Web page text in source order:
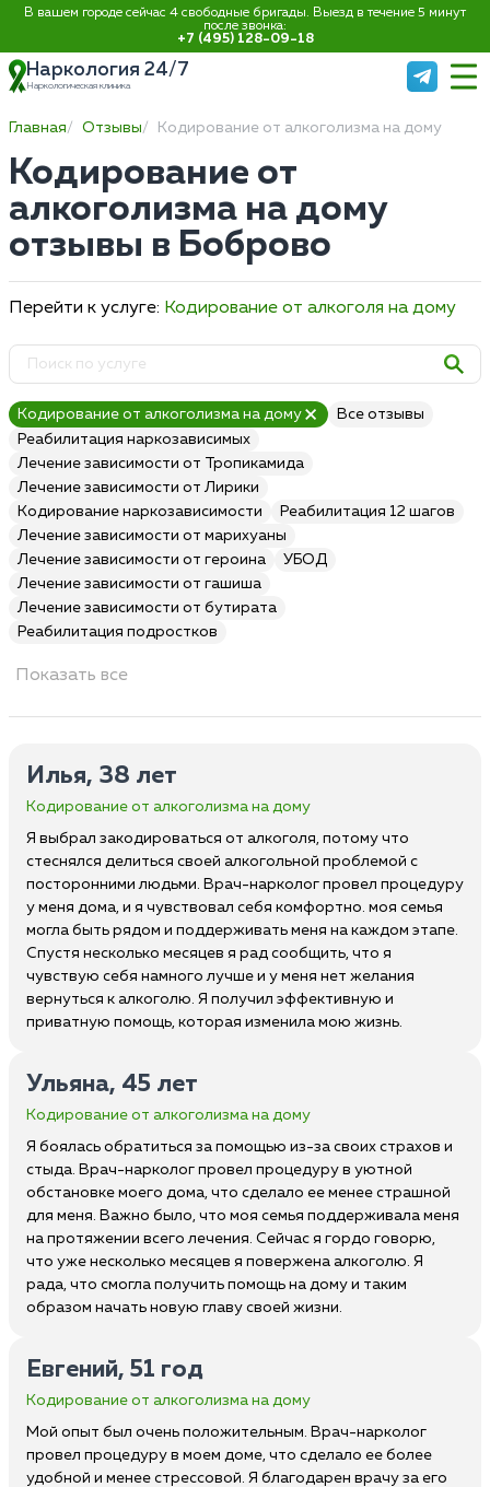
В вашем городе сейчас 4 свободные бригады. Выезд в течение 5 минут
после звонка:
+7 (495) 128-09-18
Наркология 24/7
Наркологическая клиника
Главная Отзывы Кодирование от алкоголизма на дому
Кодирование от
алкоголизма на дому
отзывы в Боброво
Перейти к услуге: Кодирование от алкоголя на дому
Кодирование от алкоголизма на дому
Все отзывы
Реабилитация наркозависимых
Лечение зависимости от Тропикамида
Лечение зависимости от Лирики
Кодирование наркозависимости
Реабилитация 12 шагов
Лечение зависимости от марихуаны
Лечение зависимости от героина
УБОД
Лечение зависимости от гашиша
Лечение зависимости от бутирата
Реабилитация подростков
Показать все
Илья, 38 лет
Кодирование от алкоголизма на дому
Я выбрал закодироваться от алкоголя, потому что
стеснялся делиться своей алкогольной проблемой с
посторонними людьми. Врач-нарколог провел процедуру
у меня дома, и я чувствовал себя комфортно. моя семья
могла быть рядом и поддерживать меня на каждом этапе.
Спустя несколько месяцев я рад сообщить, что я
чувствую себя намного лучше и у меня нет желания
вернуться к алкоголю. Я получил эффективную и
приватную помощь, которая изменила мою жизнь.
Ульяна, 45 лет
Кодирование от алкоголизма на дому
Я боялась обратиться за помощью из-за своих страхов и
стыда. Врач-нарколог провел процедуру в уютной
обстановке моего дома, что сделало ее менее страшной
для меня. Важно было, что моя семья поддерживала меня
на протяжении всего лечения. Сейчас я гордо говорю,
что уже несколько месяцев я повержена алкоголю. Я
рада, что смогла получить помощь на дому и таким
образом начать новую главу своей жизни.
Евгений, 51 год
Кодирование от алкоголизма на дому
Мой опыт был очень положительным. Врач-нарколог
провел процедуру в моем доме, что сделало ее более
удобной и менее стрессовой. Я благодарен врачу за его